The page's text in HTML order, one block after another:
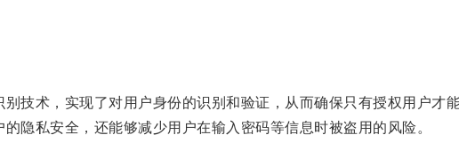
术，实现了对用户身份的识别和验证，从而确保只有授权用户才能
私安全，还能够减少用户在输入密码等信息时被盗用的风险。